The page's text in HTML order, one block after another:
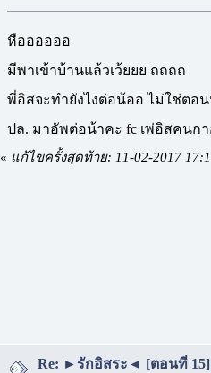
หืออออออ
มีพาเข้าบ้านแล้วเว้ยยย ถถถถ
พี่อิสจะทำยังไงต่อน้ออ ไม่ใช่ตอ
ปล. มาอัพต่อน้าคะ fc เพ่อิสคนกา
« แก้ไขครั้งสุดท้าย: 11-02-2017
Re: ►รักอิสระ◄ [ตอนที่ 15]